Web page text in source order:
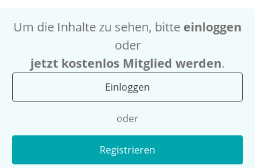
Um die Inhalte zu sehen, bitte einloggen
oder
jetzt kostenlos Mitglied werden.
Einloggen
oder
Registrieren